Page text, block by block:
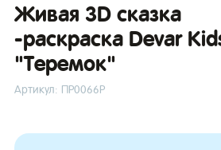
Живая 3D сказка
-раскраска Devar
"Теремок"
Артикул: ПР0066Р